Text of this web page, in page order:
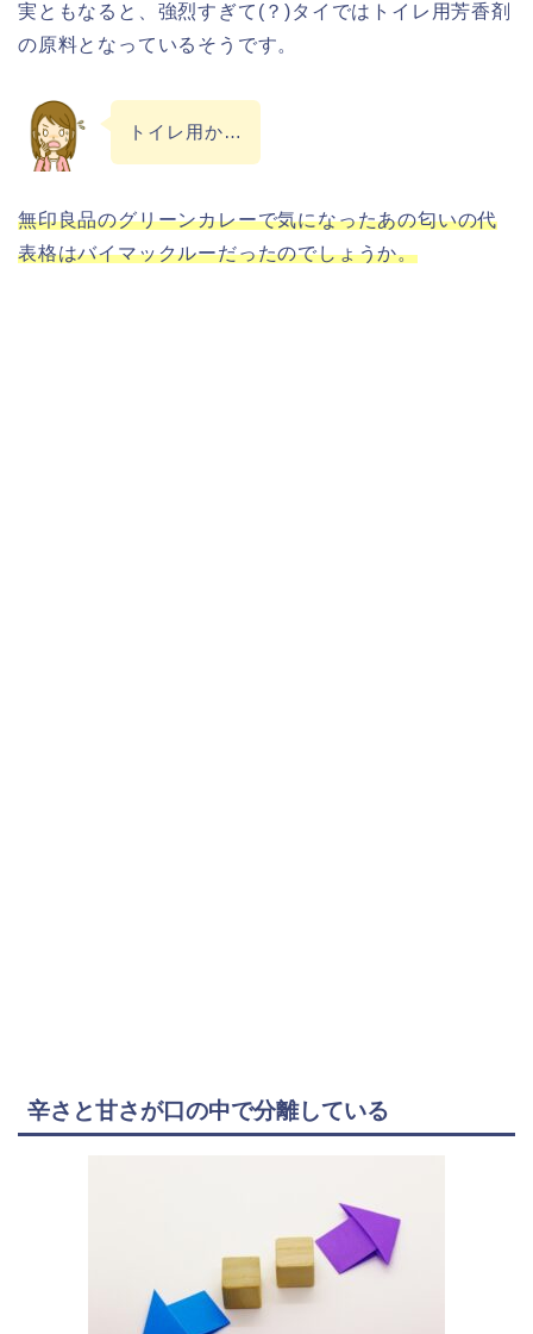
実ともなると、強烈すぎて(？)タイではトイレ用芳香剤
の原料となっているそうです。
トイレ用か…
無印良品のグリーンカレーで気になったあの匂いの代
表格はバイマックルーだったのでしょうか。
辛さと甘さが口の中で分離している